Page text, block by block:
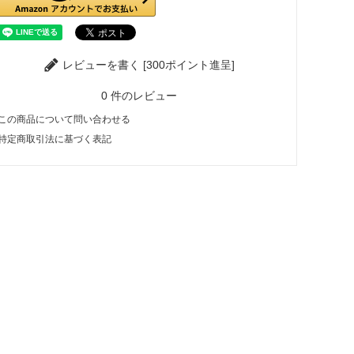
レビューを書く [300ポイント進呈]
0 件のレビュー
の商品について問い合わせる
定商取引法に基づく表記